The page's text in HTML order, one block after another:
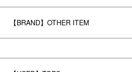
【BRAND】OTHER ITEM